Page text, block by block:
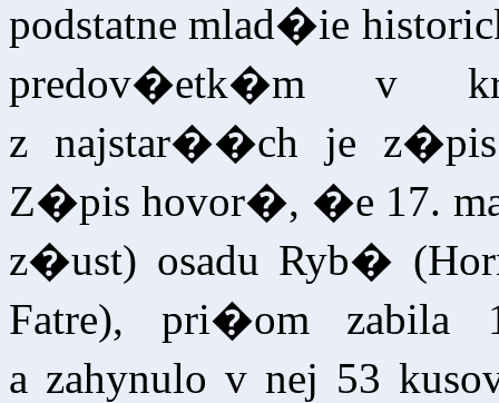
podstatne mlad�ie
predov�etk�m v
z najstar��ch je
Z�pis hovor�, �e 17.
z�ust) osadu Ryb�
Fatre), pri�om
a zahynulo v nej 53